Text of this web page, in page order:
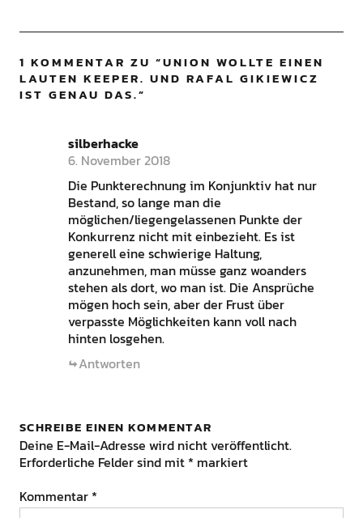
1 KOMMENTAR ZU “UNION WOLLTE EINEN
LAUTEN KEEPER. UND RAFAL GIKIEWICZ
IST GENAU DAS.”
silberhacke
6. November 2018
Die Punkterechnung im Konjunktiv hat nur
Bestand, so lange man die
möglichen/liegengelassenen Punkte der
Konkurrenz nicht mit einbezieht. Es ist
generell eine schwierige Haltung,
anzunehmen, man müsse ganz woanders
stehen als dort, wo man ist. Die Ansprüche
mögen hoch sein, aber der Frust über
verpasste Möglichkeiten kann voll nach
hinten losgehen.
Antworten
SCHREIBE EINEN KOMMENTAR
Deine E-Mail-Adresse wird nicht veröffentlicht.
Erforderliche Felder sind mit * markiert
Kommentar *